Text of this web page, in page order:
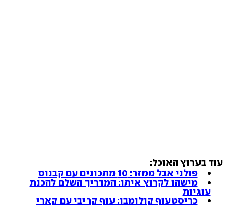
עוד בערוץ האוכל:
פולני אבל ממזר: 10 מתכונים עם קבנוס
מישהו לקרוץ איתו: המדריך השלם להכנת
עוגיות
כריסטעוף קולומבו: עוף קריבי עם קארי